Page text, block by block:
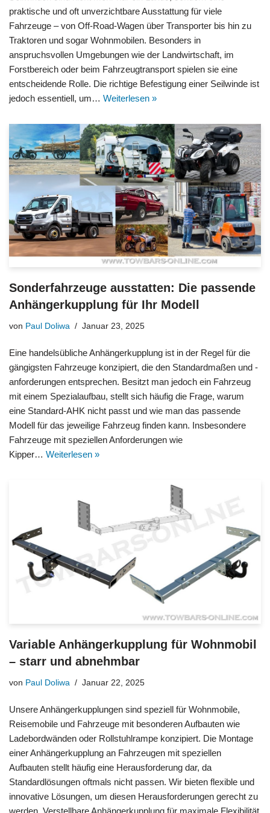
praktische und oft unverzichtbare Ausstattung für viele
Fahrzeuge – von Off-Road-Wagen über Transporter bis hin zu
Traktoren und sogar Wohnmobilen. Besonders in
anspruchsvollen Umgebungen wie der Landwirtschaft, im
Forstbereich oder beim Fahrzeugtransport spielen sie eine
entscheidende Rolle. Die richtige Befestigung einer Seilwinde ist
jedoch essentiell, um… Weiterlesen »
Sonderfahrzeuge ausstatten: Die passende
Anhängerkupplung für Ihr Modell
von Paul Doliwa Januar 23, 2025
Eine handelsübliche Anhängerkupplung ist in der Regel für die
gängigsten Fahrzeuge konzipiert, die den Standardmaßen und -
anforderungen entsprechen. Besitzt man jedoch ein Fahrzeug
mit einem Spezialaufbau, stellt sich häufig die Frage, warum
eine Standard-AHK nicht passt und wie man das passende
Modell für das jeweilige Fahrzeug finden kann. Insbesondere
Fahrzeuge mit speziellen Anforderungen wie
Kipper… Weiterlesen »
Variable Anhängerkupplung für Wohnmobil
– starr und abnehmbar
von Paul Doliwa Januar 22, 2025
Unsere Anhängerkupplungen sind speziell für Wohnmobile,
Reisemobile und Fahrzeuge mit besonderen Aufbauten wie
Ladebordwänden oder Rollstuhlrampe konzipiert. Die Montage
einer Anhängerkupplung an Fahrzeugen mit speziellen
Aufbauten stellt häufig eine Herausforderung dar, da
Standardlösungen oftmals nicht passen. Wir bieten flexible und
innovative Lösungen, um diesen Herausforderungen gerecht zu
werden. Verstellbare Anhängerkupplung für maximale Flexibilität